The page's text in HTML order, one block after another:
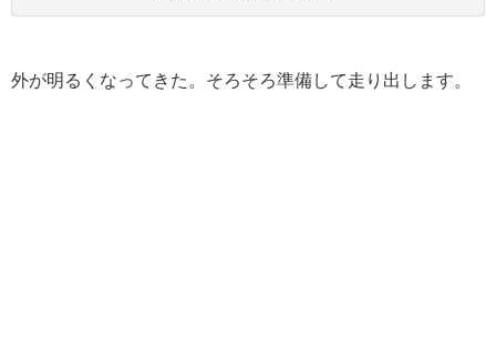
外が明るくなってきた。そろそろ準備して走り出します。